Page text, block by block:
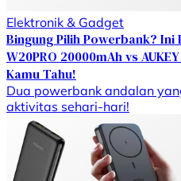
Elektronik & Gadget
Bingung Pilih Powerbank? Ini
W20PRO 20000mAh vs
Kamu Tahu!
Dua powerbank andalan
aktivitas sehari-hari!